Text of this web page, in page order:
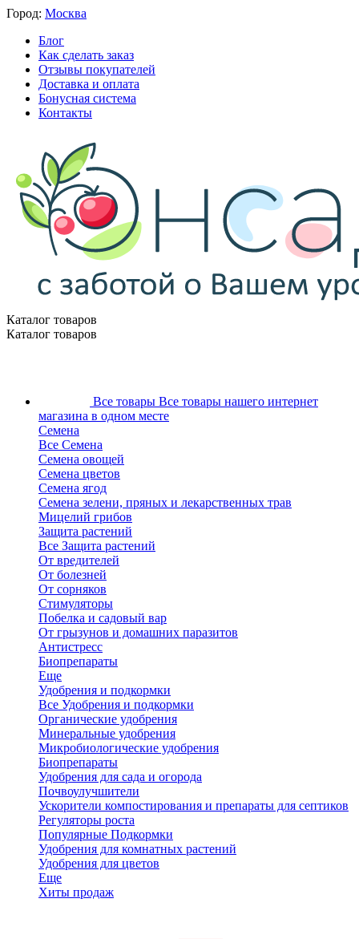
Город: Москва
Блог
Как сделать заказ
Отзывы покупателей
Доставка и оплата
Бонусная система
Контакты
Каталог товаров
Каталог товаров
Все товары Все товары нашего интернет
магазина в одном месте
Семена
Все Семена
Семена овощей
Семена цветов
Семена ягод
Семена зелени, пряных и лекарственных трав
Мицелий грибов
Защита растений
Все Защита растений
От вредителей
От болезней
От сорняков
Стимуляторы
Побелка и садовый вар
От грызунов и домашних паразитов
Антистресс
Биопрепараты
Еще
Удобрения и подкормки
Все Удобрения и подкормки
Органические удобрения
Минеральные удобрения
Микробиологические удобрения
Биопрепараты
Удобрения для сада и огорода
Почвоулучшители
Ускорители компостирования и препараты для септиков
Регуляторы роста
Популярные Подкормки
Удобрения для комнатных растений
Удобрения для цветов
Еще
Хиты продаж